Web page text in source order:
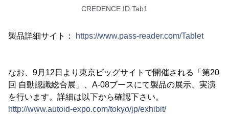
CREDENCE ID Tab1
製品詳細サイト： https://www.pass-reader.com/Tablet
なお、9月12日より東京ビッグサイトで開催される「第20
回 自動認識総合展」、A-08ブースにて製品の展示、実演
を行います。詳細は以下から確認下さい。
http://www.autoid-expo.com/tokyo/jp/exhibit/